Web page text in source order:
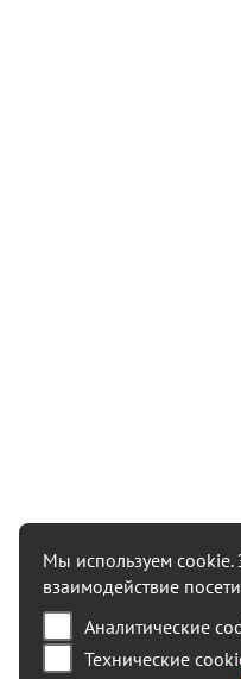
Мы используем cookie.
взаимодействие
Аналитические
Технические